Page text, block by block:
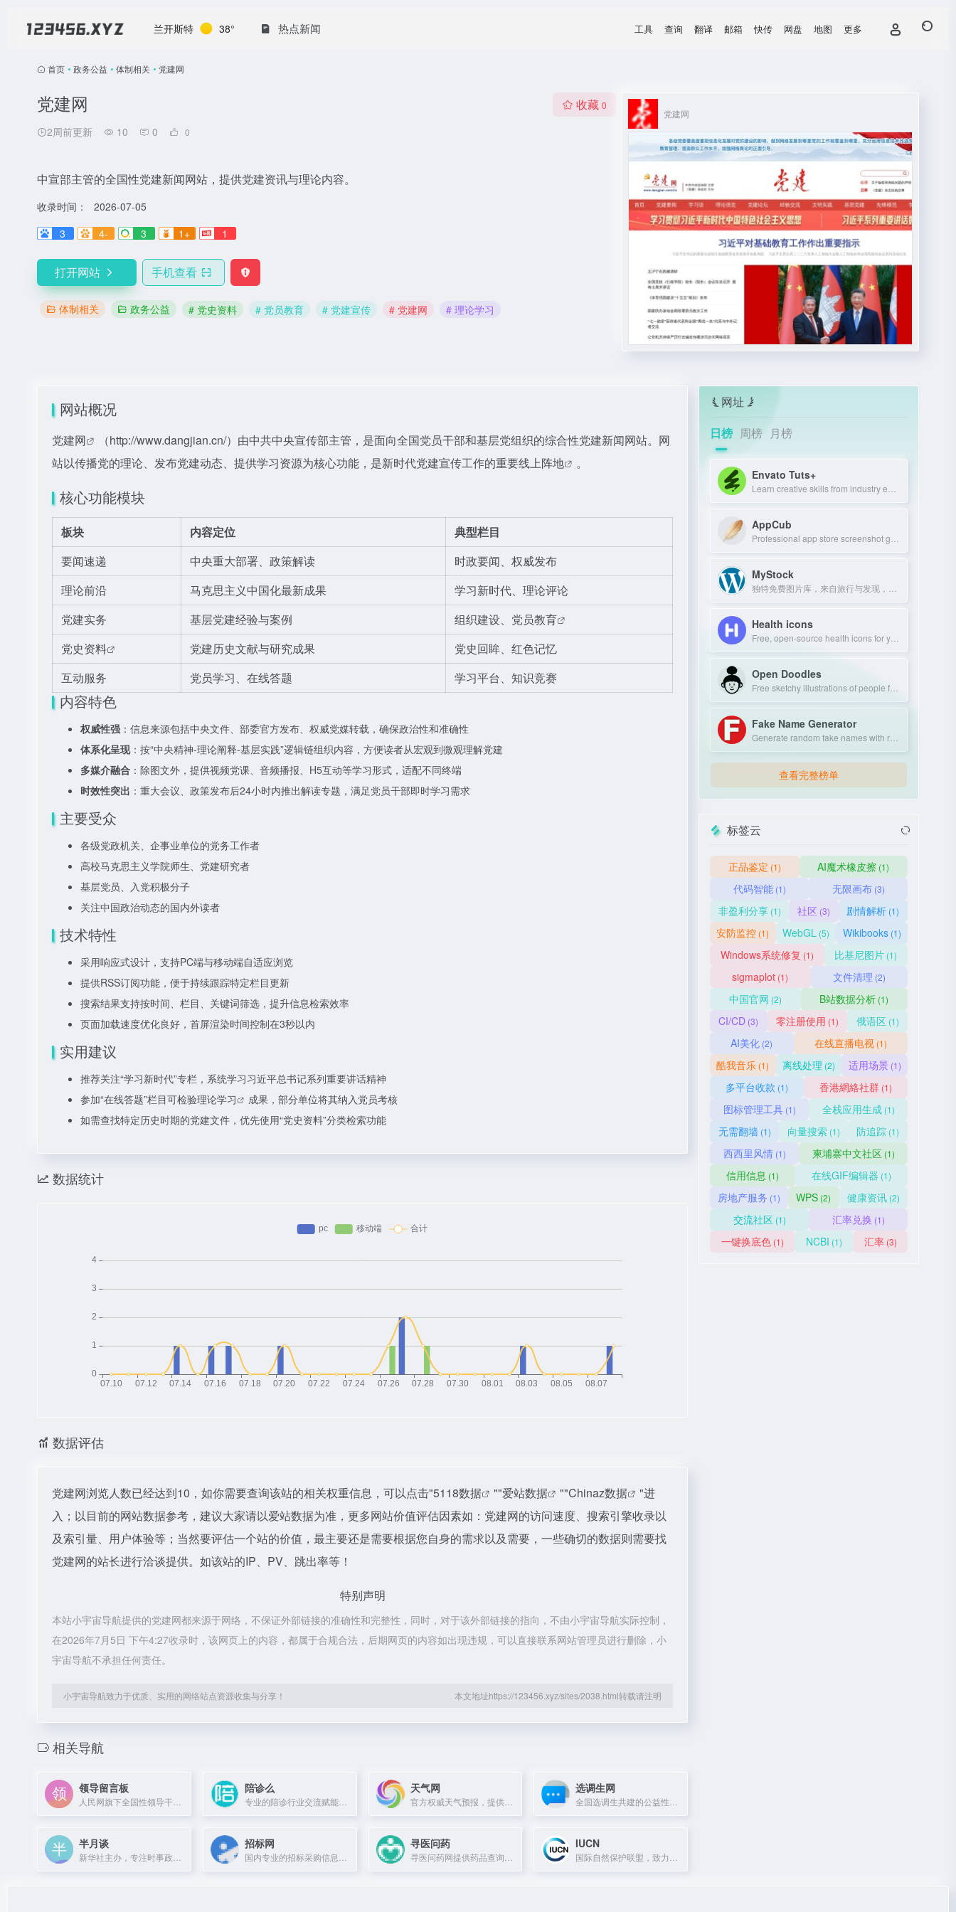
兰开斯特 38° 热点新闻 工具 查询 翻译 邮箱 快传 网盘 地图 更多
首页 • 政务公益 • 体制相关 • 党建网
党建网
2周前更新 10 0 0
收藏 0
中宣部主管的全国性党建新闻网站，提供党建资讯与理论内容。
收录时间：
2026-07-05
3
4- 3 1+ 1
打开网站 手机查看
体制相关 政务公益 # 党史资料 # 党员教育 # 党建宣传 # 党建网 # 理论学习
党建网
网站概况
党建网 （http://www.dangjian.cn/）由中共中央宣传部主管，是面向全国党员干部和基层党组织的综合性党建新闻网站。网
站以传播党的理论、发布党建动态、提供学习资源为核心功能，是新时代党建宣传工作的重要线上阵地
。
核心功能模块
板块 内容定位
典型栏目
要闻速递
中央重大部署、政策解读
时政要闻、权威发布
理论前沿
马克思主义中国化最新成果
学习新时代、理论评论
党建实务
基层党建经验与案例 组织建设、 党员教育
党史资料
党建历史文献与研究成果
党史回眸、红色记忆
互动服务
党员学习、在线答题 学习平台、知识竞赛
内容特色
权威性强 ：信息来源包括中央文件、部委官方发布、权威党媒转载，确保政治性和准确性
体系化呈现：按“中央精神-理论阐释-基层实践”逻辑链组织内容，方便读者从宏观到微观理解党建
多媒介融合 ：除图文外，提供视频党课、音频播报、H5互动等学习形式，适配不同终端
时效性突出 ：重大会议、政策发布后24小时内推出解读专题，满足党员干部即时学习需求
主要受众
各级党政机关、企事业单位的党务工作者
高校马克思主义学院师生、党建研究者
基层党员、入党积极分子
关注中国政治动态的国内外读者
技术特性
采用响应式设计，支持PC端与移动端自适应浏览
提供RSS订阅功能，便于持续跟踪特定栏目更新
搜索结果支持按时间、栏目、关键词筛选，提升信息检索效率
页面加载速度优化良好，首屏渲染时间控制在3秒以内
实用建议
推荐关注“学习新时代”专栏，系统学习习近平总书记系列重要讲话精神
参加“在线答题”栏目可检验理论学习
成果，部分单位将其纳入党员考核
如需查找特定历史时期的党建文件，优先使用“党史资料”分类检索功能
数据统计
数据评估
党建网浏览人数已经达到10，如你需要查询该站的相关权重信息，可以点击"5118数据 ""爱站数据 ""Chinaz数据
"进
入；以目前的网站数据参考，建议大家请以爱站数据为准，更多网站价值评估因素如：党建网的访问速度、搜索引擎收录以
及索引量、用户体验等；当然要评估一个站的价值，最主要还是需要根据您自身的需求以及需要，一些确切的数据则需要找
党建网的站长进行洽谈提供。如该站的IP、PV、跳出率等！
特别声明
本站小宇宙导航提供的党建网都来源于网络，不保证外部链接的准确性和完整性，同时，对于该外部链接的指向，不由小宇宙导航实际控制，
在2026年7月5日 下午4:27收录时，该网页上的内容，都属于合规合法，后期网页的内容如出现违规，可以直接联系网站管理员进行删除，小
宇宙导航不承担任何责任。
小宇宙导航致力于优质、实用的网络站点资源收集与分享！ 本文地址https://123456.xyz/sites/2038.html转载请注明
相关导航
领导留言板 陪诊么
专业的陪诊行业交流赋能平台，汇集各地优秀陪诊师资源。
天气网
官方权威天气预报，提供逐3小时、7天、15天、40天预报及空气质量、生活指数等查询服务。
选调生网
半月谈 招标网 寻医问药 IUCN
网址
日榜 周榜 月榜
Envato Tuts+
AppCub
MyStock
Health icons
Open Doodles
Fake Name Generator
查看完整榜单
标签云
正品鉴定 (1) AI魔术橡皮擦 (1)
代码智能(1) 无限画布(3)
非盈利分享(1) 社区 (3) 剧情解析 (1)
安防监控 (1) WebGL (5) Wikibooks(1)
Windows系统修复 (1) 比基尼图片 (1)
sigmaplot (1) 文件清理 (2)
中国官网 (2) B站数据分析 (1)
CI/CD (3) 零注册使用 (1) 俄语区(1)
AI美化 (2) 在线直播电视(1)
酷我音乐 (1) 离线处理 (2) 适用场景 (1)
多平台收款 (1) 香港網絡社群 (1)
图标管理工具(1) 全栈应用生成(1)
无需翻墙(1) 向量搜索(1) 防追踪 (1)
西西里风情(1) 柬埔寨中文社区(1)
信用信息 (1) 在线GIF编辑器 (1)
房地产服务 (1) WPS (2) 健康资讯(2)
交流社区(1) 汇率兑换 (1)
一键换底色(1) NCBI (1) 汇率(3)